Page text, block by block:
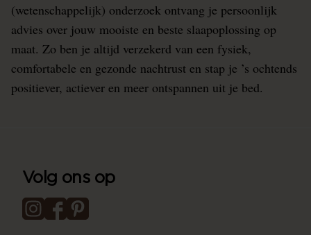
(wetenschappelijk) onderzoek ontvang je persoonlijk
advies over jouw mooiste en beste slaapoplossing op
maat. Zo ben je altijd verzekerd van een fysiek,
comfortabele en gezonde nachtrust en stap je ’s ochtends
positiever, actiever en meer ontspannen uit je bed.
Volg ons op